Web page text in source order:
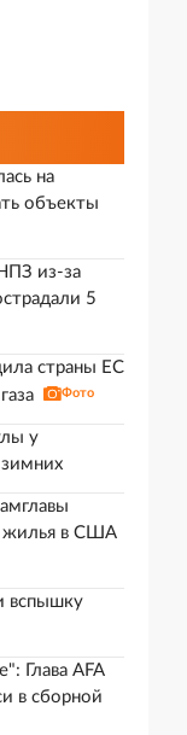
на
объекты
из-за
5
страны ЕС
Фото
у
жилья в США
вспышку
Глава AFA
в сборной